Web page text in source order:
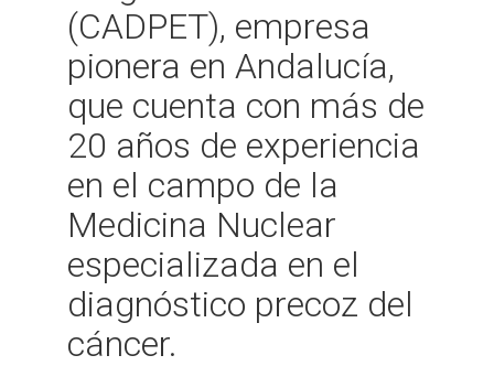
(CADPET), empresa
pionera en Andalucía,
que cuenta con más de
20 años de experiencia
en el campo de la
Medicina Nuclear
especializada en el
diagnóstico precoz del
cáncer.